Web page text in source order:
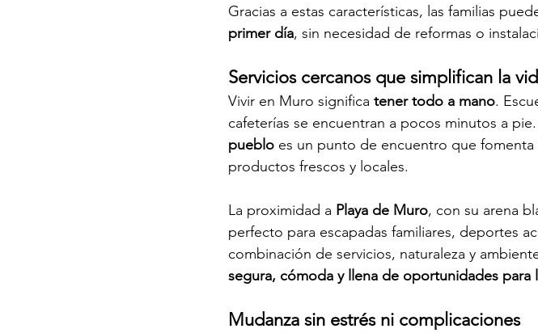
Gracias a estas características, las familias
primer día, sin necesidad de reformas o
Servicios cercanos que simplifican la
Vivir en Muro significa tener todo a mano.
cafeterías se encuentran a pocos minutos a
pueblo es un punto de encuentro que
productos frescos y locales.
La proximidad a Playa de Muro, con su arena
perfecto para escapadas familiares, deportes
combinación de servicios, naturaleza y
segura, cómoda y llena de oportunidades para
Mudanza sin estrés ni complicaciones